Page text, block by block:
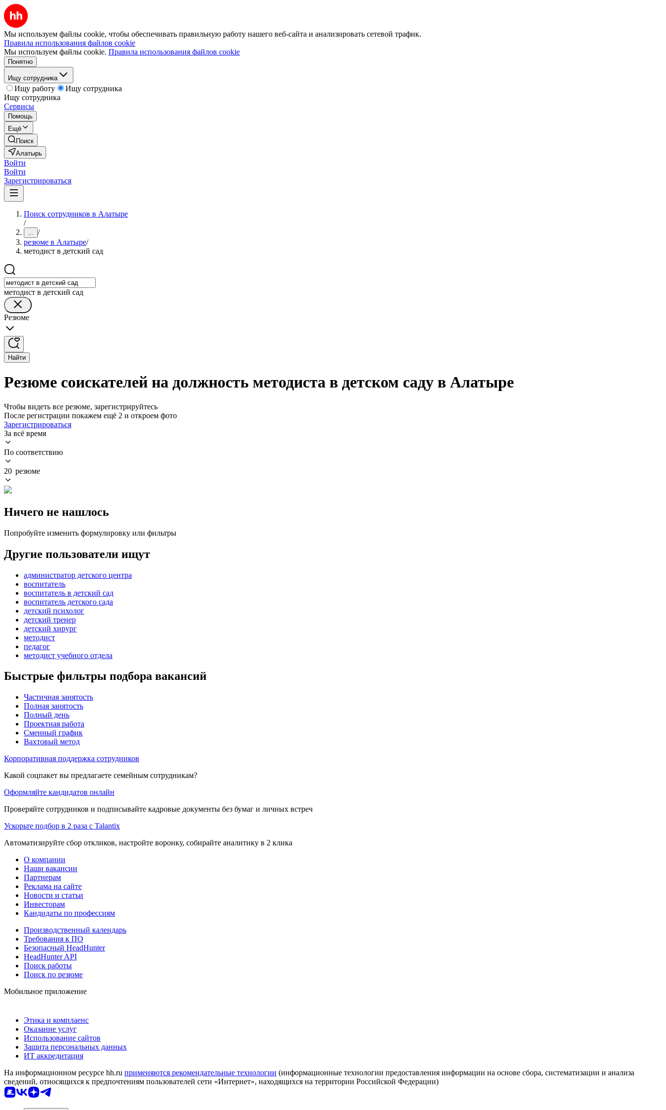
Мы используем файлы cookie, чтобы обеспечивать правильную работу нашего веб-сайта и анализировать сетевой трафик.
Правила использования файлов cookie
Мы используем файлы cookie. Правила использования файлов cookie
Понятно
Ищу сотрудника
Ищу работу
Ищу сотрудника
Ищу сотрудника
Сервисы
Помощь
Ещё
Поиск
Алатырь
Войти
Войти
Зарегистрироваться
Поиск сотрудников в Алатыре
/
... /
резюме в Алатыре/
методист в детский сад
методист в детский сад
Резюме
Найти
Резюме соискателей на должность методиста в детском саду в Алатыре
Чтобы видеть все резюме, зарегистрируйтесь
После регистрации покажем ещё 2 и откроем фото
Зарегистрироваться
За всё время
По соответствию
20 резюме
Ничего не нашлось
Попробуйте изменить формулировку или фильтры
Другие пользователи ищут
администратор детского центра
воспитатель
воспитатель в детский сад
воспитатель детского сада
детский психолог
детский тренер
детский хирург
методист
педагог
методист учебного отдела
Быстрые фильтры подбора вакансий
Частичная занятость
Полная занятость
Полный день
Проектная работа
Сменный график
Вахтовый метод
Корпоративная поддержка сотрудников
Какой соцпакет вы предлагаете семейным сотрудникам?
Оформляйте кандидатов онлайн
Проверяйте сотрудников и подписывайте кадровые документы без бумаг и личных встреч
Ускорьте подбор в 2 раза с Talantix
Автоматизируйте сбор откликов, настройте воронку, собирайте аналитику в 2 клика
О компании
Наши вакансии
Партнерам
Реклама на сайте
Новости и статьи
Инвесторам
Кандидаты по профессиям
Производственный календарь
Требования к ПО
Безопасный HeadHunter
HeadHunter API
Поиск работы
Поиск по резюме
Мобильное приложение
Этика и комплаенс
Оказание услуг
Использование сайтов
Защита персональных данных
ИТ аккредитация
На информационном ресурсе hh.ru применяются рекомендательные технологии (информационные технологии предоставления информации на основе сбора, систематизации и анализа
сведений, относящихся к предпочтениям пользователей сети «Интернет», находящихся на территории Российской Федерации)